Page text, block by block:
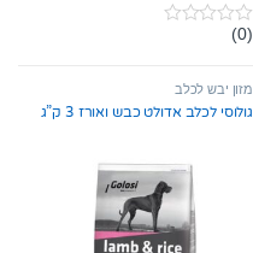
0
t
f
(0)
מזון יבש לכלב
גולוסי לכלב אדולט כבש ואורז 3 ק”ג